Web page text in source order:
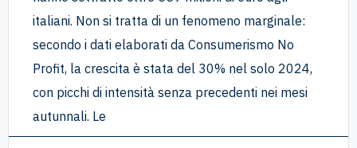
italiani. Non si tratta di un fenomeno marginale:
secondo i dati elaborati da Consumerismo No
Profit, la crescita è stata del 30% nel solo 2024,
con picchi di intensità senza precedenti nei mesi
autunnali. Le